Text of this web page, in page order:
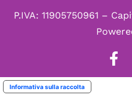
P.IVA: 11905750961 –
Informativa sulla raccolta